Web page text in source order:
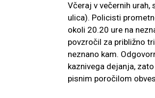
Včeraj v večernih
ulica). Policisti
okoli 20.20 ure na
povzročil za približno
neznano kam.
kaznivega dejanja,
pisnim poročilom